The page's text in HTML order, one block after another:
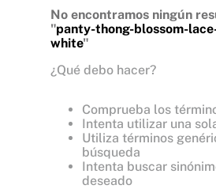
No encontramos ningún
"panty-thong-blossom-
white"
¿Qué debo hacer?
Comprueba los
Intenta utilizar una
Utiliza términos
búsqueda
Intenta buscar
deseado